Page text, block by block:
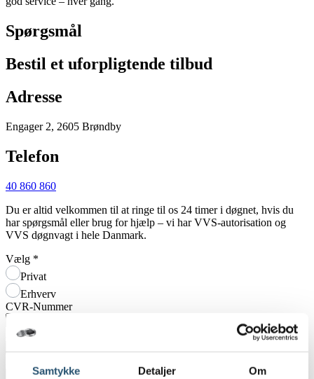
Samtykke Detaljer Om
Spørgsmål
Bestil et uforpligtende tilbud
Adresse
Engager 2, 2605 Brøndby
Telefon
40 860 860
Du er altid velkommen til at ringe til os 24 timer i døgnet, hvis du
har spørgsmål eller brug for hjælp – vi har VVS-autorisation og
VVS døgnvagt i hele Danmark.
Vælg *
Privat
Erhverv
CVR-Nummer
Adresse